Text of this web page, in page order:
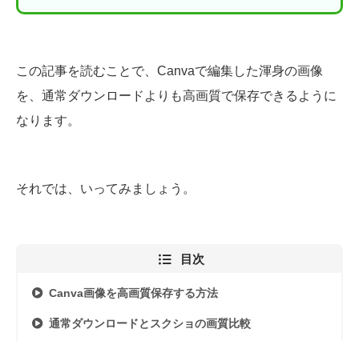
この記事を読むことで、Canvaで編集した渾身の画像
を、通常ダウンロードよりも高画質で保存できるように
なります。
それでは、いってみましょう。
目次
Canva画像を高画質保存する方法
通常ダウンロードとスクショの画質比較